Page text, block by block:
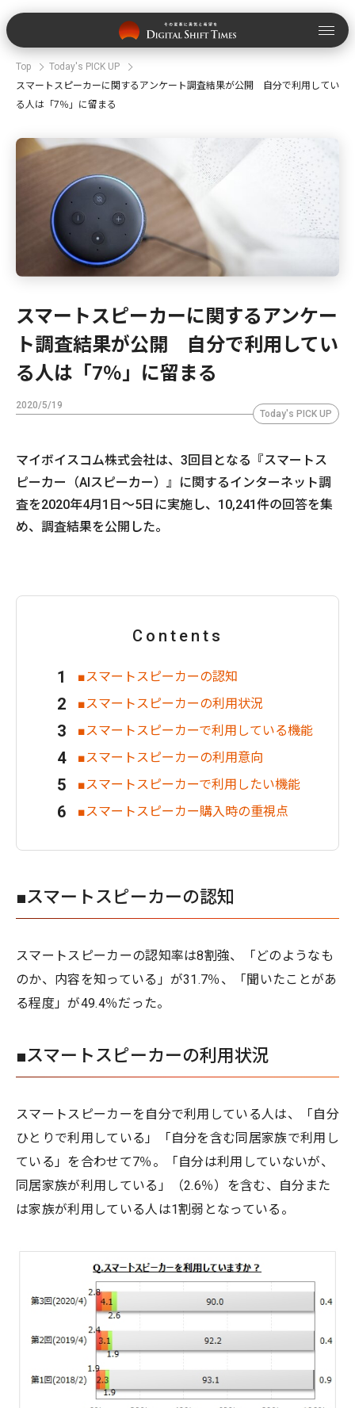
Top
Today's PICK UP
スマートスピーカーに関するアンケート調査結果が公開 自分で利用してい
る人は「7％」に留まる
スマートスピーカーに関するアンケー
ト調査結果が公開 自分で利用してい
る人は「7％」に留まる
2020/5/19
Today's PICK UP
マイボイスコム株式会社は、3回目となる『スマートス
ピーカー（AIスピーカー）』に関するインターネット調
査を2020年4月1日～5日に実施し、10,241件の回答を集
め、調査結果を公開した。
Contents
■スマートスピーカーの認知
■スマートスピーカーの利用状況
■スマートスピーカーで利用している機能
■スマートスピーカーの利用意向
■スマートスピーカーで利用したい機能
■スマートスピーカー購入時の重視点
■スマートスピーカーの認知
スマートスピーカーの認知率は8割強、「どのようなも
のか、内容を知っている」が31.7％、「聞いたことがあ
る程度」が49.4％だった。
■スマートスピーカーの利用状況
スマートスピーカーを自分で利用している人は、「自分
ひとりで利用している」「自分を含む同居家族で利用し
ている」を合わせて7％。「自分は利用していないが、
同居家族が利用している」（2.6％）を含む、自分また
は家族が利用している人は1割弱となっている。